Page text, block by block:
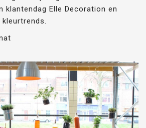
klantendag Elle Decoration en